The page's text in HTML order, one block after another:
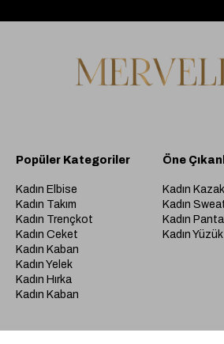
Popüler Kategoriler
Kadın Elbise
Kadın Takım
Kadın Trençkot
Kadın Ceket
Kadın Kaban
Kadın Yelek
Kadın Hırka
Kadın Kaban
Öne
Kadın Kazak
Kadın
Kadın
Kadın Yüzük